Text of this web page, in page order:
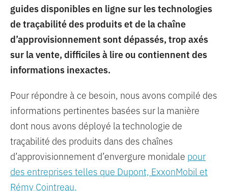
guides disponibles en ligne sur les technologies
de traçabilité des produits et de la chaîne
d’approvisionnement sont dépassés, trop axés
sur la vente, difficiles à lire ou contiennent des
informations inexactes.
Pour répondre à ce besoin, nous avons compilé des
informations pertinentes basées sur la manière
dont nous avons déployé la technologie de
traçabilité des produits dans des chaînes
d’approvisionnement d’envergure monidale pour
des entreprises telles que Dupont, ExxonMobil et
Rémy Cointreau.